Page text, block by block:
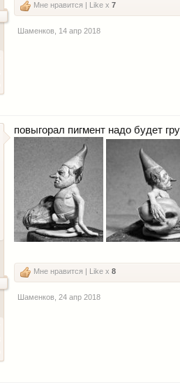
Мне нравится | Like x 7
Шаменков 14 апр 2018
повыгорал пигмент надо будет
Мне нравится | Like x 8
Шаменков, 24 апр 2018